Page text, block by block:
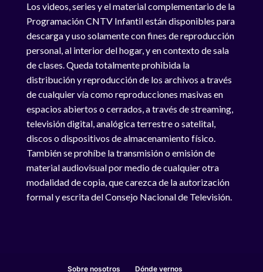
Los videos, series y el material complementario de la
Programación CNTV Infantil están disponibles para
descarga y uso solamente con fines de reproducción
personal, al interior del hogar, y en contexto de sala
de clases. Queda totalmente prohibida la
distribución y reproducción de los archivos a través
de cualquier vía como reproducciones masivas en
espacios abiertos o cerrados, a través de streaming,
televisión digital, analógica terrestre o satelital,
discos o dispositivos de almacenamiento físico.
También se prohíbe la transmisión o emisión de
material audiovisual por medio de cualquier otra
modalidad de copia, que carezca de la autorización
formal y escrita del Consejo Nacional de Televisión.
Sobre nosotros Dónde vernos